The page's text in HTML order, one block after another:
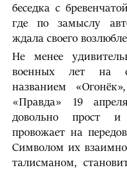
беседка с
где по замыслу
ждала своего
Не менее
военных лет на
названием
«Правда» 19
довольно прост и
провожает на
Символом их
талисманом,